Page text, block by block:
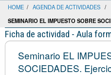
HOME / AGENDA DE ACTIVIDADES /
SEMINARIO EL IMPUESTO SOBRE
Ficha de actividad - Aula
Seminario EL
SOCIEDADES.